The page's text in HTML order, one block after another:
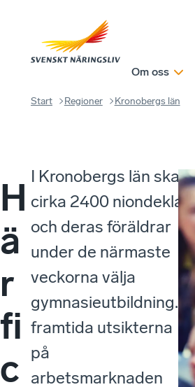
Om oss
Start Regioner Kronobergs län
H
ä
r
fi
c
I Kronobergs län ska
cirka 2400
och deras föräldrar
under de närmaste
veckorna välja
gymnasieutbildning.
framtida utsikterna
på
arbetsmarknaden